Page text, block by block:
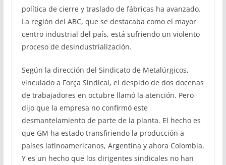
política de cierre y traslado de fábricas ha avanzado.
La región del ABC, que se destacaba como el mayor
centro industrial del país, está sufriendo un violento
proceso de desindustrialización.
Según la dirección del Sindicato de Metalúrgicos,
vinculado a Força Sindical, el despido de dos docenas
de trabajadores en octubre llamó la atención. Pero
dijo que la empresa no confirmó este
desmantelamiento de parte de la planta. El hecho es
que GM ha estado transfiriendo la producción a
países latinoamericanos, Argentina y ahora Colombia.
Y es un hecho que los dirigentes sindicales no han